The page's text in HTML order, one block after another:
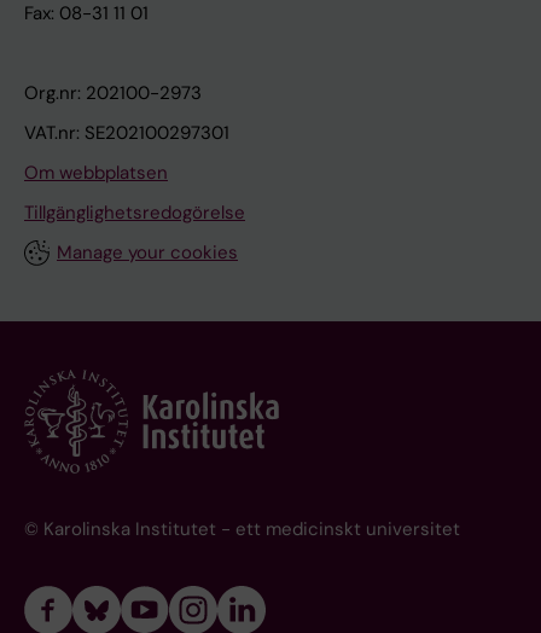
Fax: 08-31 11 01
Org.nr: 202100-2973
VAT.nr: SE202100297301
Om webbplatsen
Tillgänglighetsredogörelse
Manage your cookies
© Karolinska Institutet - ett medicinskt universitet